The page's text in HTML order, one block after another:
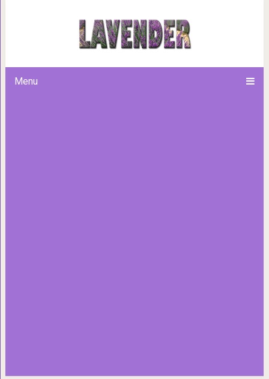
Menu
В Китае открыли самый
красив и шикарен, но